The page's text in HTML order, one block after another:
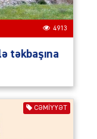
4913
təkbaşına
CƏMIYYƏT